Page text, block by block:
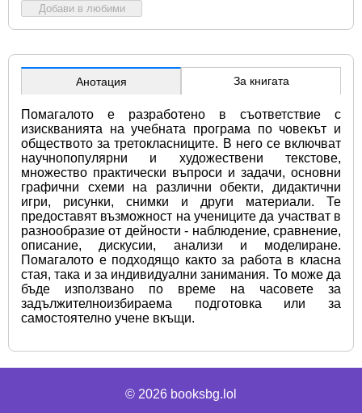
Добави в любими
Анотация За книгата
Помагалото е разработено в съответствие с
изискванията на учебната програма по човекът и
обществото за третокласниците. В него се включват
научнопопулярни и художествени текстове,
множество практически въпроси и задачи, основни
графични схеми на различни обекти, дидактични
игри, рисунки, снимки и други материали. Те
предоставят възможност на учениците да участват в
разнообразие от дейности - наблюдение, сравнение,
описание, дискусии, анализи и моделиране.
Помагалото е подходящо както за работа в класна
стая, така и за индивидуални занимания. То може да
бъде използвано по време на часовете за
задължителноизбираема подготовка или за
самостоятелно учене вкъщи.
© 2026 booksbg.lol